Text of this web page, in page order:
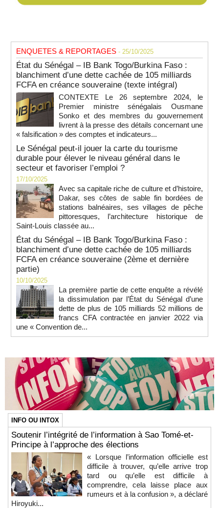
ENQUETES & REPORTAGES - 25/10/2025
État du Sénégal – IB Bank Togo/Burkina Faso :
blanchiment d’une dette cachée de 105 milliards
FCFA en créance souveraine (texte intégral)
CONTEXTE Le 26 septembre 2024, le
Premier ministre sénégalais Ousmane
Sonko et des membres du gouvernement
livrent à la presse des détails concernant une
« falsification » des comptes et indicateurs...
Le Sénégal peut-il jouer la carte du tourisme
durable pour élever le niveau général dans le
secteur et favoriser l’emploi ?
17/10/2025
Avec sa capitale riche de culture et d’histoire,
Dakar, ses côtes de sable fin bordées de
stations balnéaires, ses villages de pêche
pittoresques, l’architecture historique de
Saint-Louis classée au...
État du Sénégal – IB Bank Togo/Burkina Faso :
blanchiment d’une dette cachée de 105 milliards
FCFA en créance souveraine (2ème et dernière
partie)
10/10/2025
La première partie de cette enquête a révélé
la dissimulation par l’État du Sénégal d’une
dette de plus de 105 milliards 52 millions de
francs CFA contractée en janvier 2022 via
une « Convention de...
INFO OU INTOX
Soutenir l’intégrité de l’information à Sao Tomé-et-
Principe à l’approche des élections
« Lorsque l’information officielle est
difficile à trouver, qu’elle arrive trop
tard ou qu’elle est difficile à
comprendre, cela laisse place aux
rumeurs et à la confusion », a déclaré
Hiroyuki...